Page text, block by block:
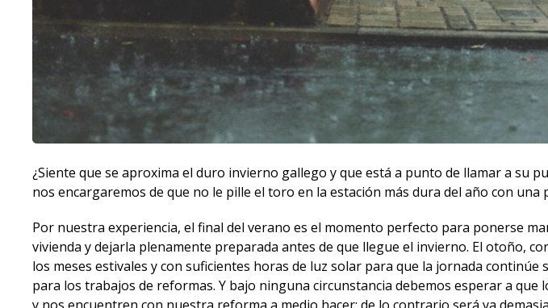
¿Siente que se aproxima el duro invierno gallego y que está a punto de llamar a su
nos encargaremos de que no le pille el toro en la estación más dura del año con
Por nuestra experiencia, el final del verano es el momento perfecto para ponerse
vivienda y dejarla plenamente preparada antes de que llegue el invierno. El otoño,
los meses estivales y con suficientes horas de luz solar para que la jornada continúe
para los trabajos de reformas. Y bajo ninguna circunstancia debemos esperar a que
y nos encuentren con nuestra reforma a medio hacer: de lo contrario será ya